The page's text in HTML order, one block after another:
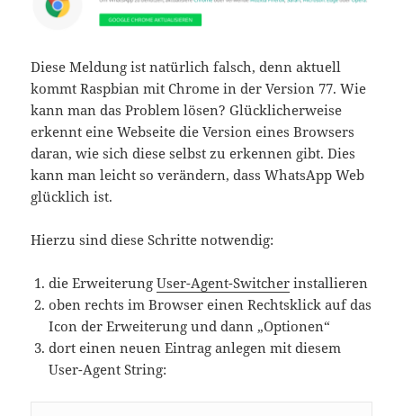
Diese Meldung ist natürlich falsch, denn aktuell
kommt Raspbian mit Chrome in der Version 77. Wie
kann man das Problem lösen? Glücklicherweise
erkennt eine Webseite die Version eines Browsers
daran, wie sich diese selbst zu erkennen gibt. Dies
kann man leicht so verändern, dass WhatsApp Web
glücklich ist.
Hierzu sind diese Schritte notwendig:
die ErweiterungUser-Agent-Switcher installieren
oben rechts im Browser einen Rechtsklick auf das
Icon der Erweiterung und dann „Optionen“
dort einen neuen Eintrag anlegen mit diesem
User-Agent String: